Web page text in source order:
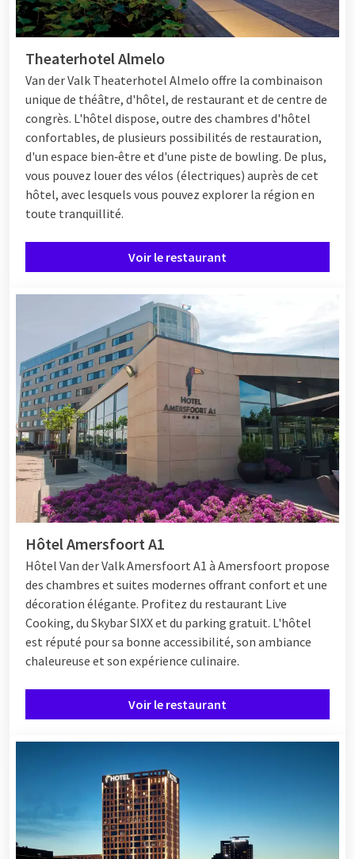
Pas de longs trajets: dans quelques heures tu seras à
destination.
Régions polyvalentes
il y en a pour tous les goûts. Découvrez par exemple des
forfaits hôteliers dans Noord‑Holland pour ceux qui
veulent aller au nord.
Gastronomie de saison: Les Pays-Bas regorgent de
produits régionaux, de menus de saison et de chefs qui
tirent leur inspiration de l'environnement. Consultez
“Culinaire chez Van der Valk” pour les cartes de menus à
jour.
Réserve ton week-end culinaire
En résumé : dîner de luxe, nuitée confortable, saveurs
régionales, détente et commodité. Avec
Van der Valk
réglez tout en une seule fois.
Découvrez toutes les formules culinaires & offres– réserve
ton week-end gastronomique aujourd'hui même.
Theaterhotel Almelo
Van der Valk Theaterhotel Almelo offre la combinaison
unique de théâtre, d'hôtel, de restaurant et de centre de
congrès. L'hôtel dispose, outre des chambres d'hôtel
confortables, de plusieurs possibilités de restauration,
d'un espace bien‑être et d'une piste de bowling. De plus,
vous pouvez louer des vélos (électriques) auprès de cet
hôtel, avec lesquels vous pouvez explorer la région en
toute tranquillité.
Voir le restaurant
Hôtel Amersfoort A1
Hôtel Van der Valk Amersfoort A1 à Amersfoort propose
des chambres et suites modernes offrant confort et une
décoration élégante. Profitez du restaurant Live
Cooking, du Skybar SIXX et du parking gratuit. L'hôtel
est réputé pour sa bonne accessibilité, son ambiance
chaleureuse et son expérience culinaire.
Voir le restaurant